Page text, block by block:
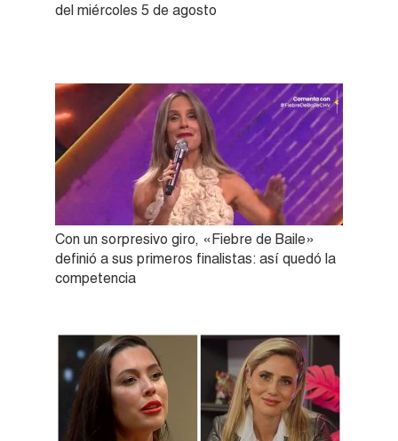
del miércoles 5 de agosto
Con un sorpresivo giro, «Fiebre de Baile»
definió a sus primeros finalistas: así quedó la
competencia